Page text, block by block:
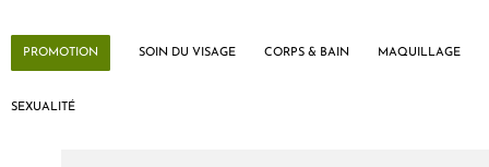
PROMOTION SOIN DU VISAGE CORPS & BAIN MAQUILLAGE
SEXUALITÉ